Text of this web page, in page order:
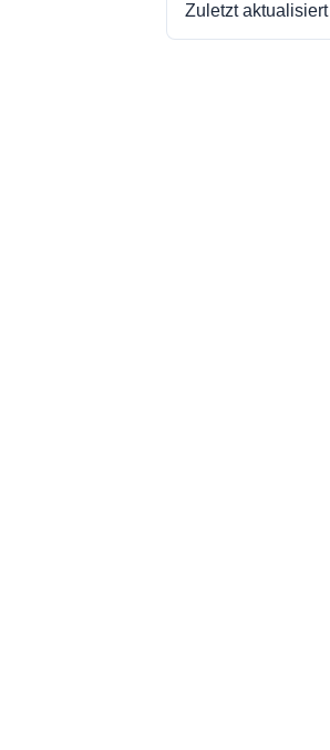
Zuletzt aktualisiert